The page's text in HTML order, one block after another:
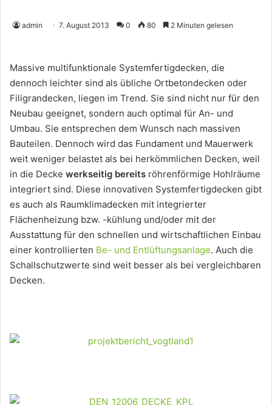
admin 7. August 2013 0 80 2 Minuten gelesen
Massive multifunktionale Systemfertigdecken, die
dennoch leichter sind als übliche Ortbetondecken oder
Filigrandecken, liegen im Trend. Sie sind nicht nur für den
Neubau geeignet, sondern auch optimal für An- und
Umbau. Sie entsprechen dem Wunsch nach massiven
Bauteilen. Dennoch wird das Fundament und Mauerwerk
weit weniger belastet als bei herkömmlichen Decken, weil
in die Decke werkseitig bereits röhrenförmige Hohlräume
integriert sind. Diese innovativen Systemfertigdecken gibt
es auch als Raumklimadecken mit integrierter
Flächenheizung bzw. -kühlung und/oder mit der
Ausstattung für den schnellen und wirtschaftlichen Einbau
einer kontrollierten Be- und Entlüftungsanlage. Auch die
Schallschutzwerte sind weit besser als bei vergleichbaren
Decken.